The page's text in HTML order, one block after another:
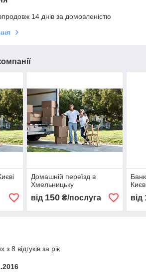
14 днів за домовленістю
Домашній переїзд в
Хмельницьку
від 150₴/послуга від
8 відгуків за рік